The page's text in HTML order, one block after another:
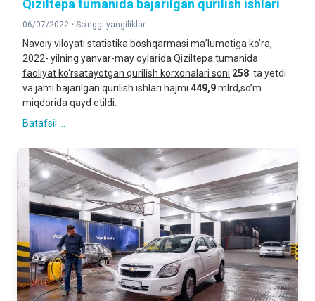
Qiziltepa tumanida bajarilgan qurilish ishlari
06/07/2022 • So'nggi yangiliklar
Navoiy viloyati statistika boshqarmasi ma’lumotiga ko’ra,
2022- yilning yanvar-may oylarida Qiziltepa tumanida
faoliyat ko‘rsatayotgan qurilish korxonalari soni 258 ta yetdi
va jami bajarilgan qurilish ishlari hajmi 449,9mlrd,so’m
miqdorida qayd etildi.
Batafsil ...